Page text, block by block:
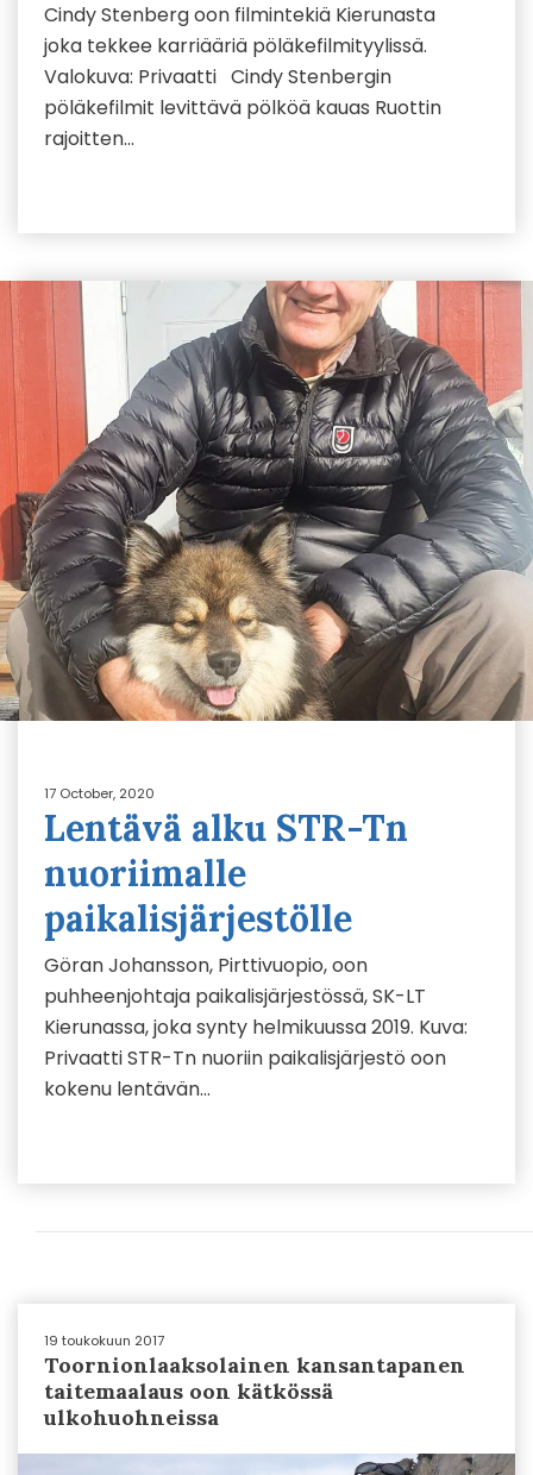
Cindy Stenberg oon filmintekiä Kierunasta
joka tekkee karriääriä pöläkefilmityylissä.
Valokuva: Privaatti Cindy Stenbergin
pöläkefilmit levittävä pölköä kauas Ruottin
rajoitten…
17 October, 2020
Lentävä alku STR-Tn
nuoriimalle
paikalisjärjestölle
Göran Johansson, Pirttivuopio, oon
puhheenjohtaja paikalisjärjestössä, SK-LT
Kierunassa, joka synty helmikuussa 2019. Kuva:
Privaatti STR-Tn nuoriin paikalisjärjestö oon
kokenu lentävän…
19 toukokuun 2017
Toornionlaaksolainen kansantapanen
taitemaalaus oon kätkössä
ulkohuohneissa